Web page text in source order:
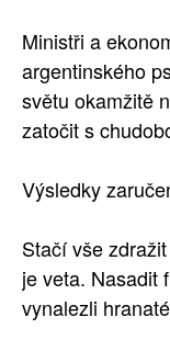
RUBRIKY
PLNÁ VERZE
Ministři a
argentinského
světu okamžitě
zatočit s
Výsledky
Stačí vše
je veta. Nasadit
vynalezli